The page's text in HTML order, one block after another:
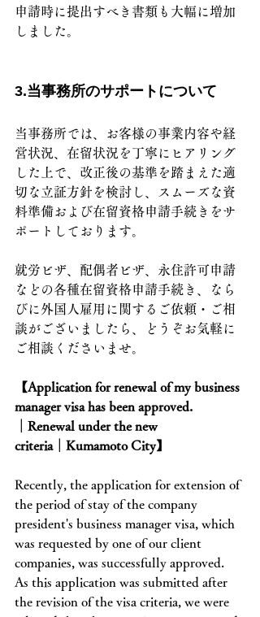
申請時に提出すべき書類も大幅に増加
しました。
3.当事務所のサポートについて
当事務所では、お客様の事業内容や経
営状況、在留状況を丁寧にヒアリング
した上で、改正後の基準を踏まえた適
切な立証方針を検討し、スムーズな資
料準備および在留資格申請手続きをサ
ポートしております。
就労ビザ、配偶者ビザ、永住許可申請
などの各種在留資格申請手続き、なら
びに外国人雇用に関するご依頼・ご相
談がございましたら、どうぞお気軽に
ご相談くださいませ。
【Application for renewal of my business
manager visa has been approved.
│Renewal under the new
criteria│Kumamoto City】
Recently, the application for extension of
the period of stay of the company
president's business manager visa, which
was requested by one of our client
companies, was successfully approved.
As this application was submitted after
the revision of the visa criteria, we were